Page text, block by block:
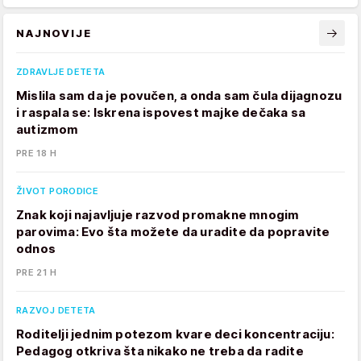
NAJNOVIJE
ZDRAVLJE DETETA
Mislila sam da je povučen, a onda sam čula dijagnozu
i raspala se: Iskrena ispovest majke dečaka sa
autizmom
PRE 18 H
ŽIVOT PORODICE
Znak koji najavljuje razvod promakne mnogim
parovima: Evo šta možete da uradite da popravite
odnos
PRE 21 H
RAZVOJ DETETA
Roditelji jednim potezom kvare deci koncentraciju:
Pedagog otkriva šta nikako ne treba da radite